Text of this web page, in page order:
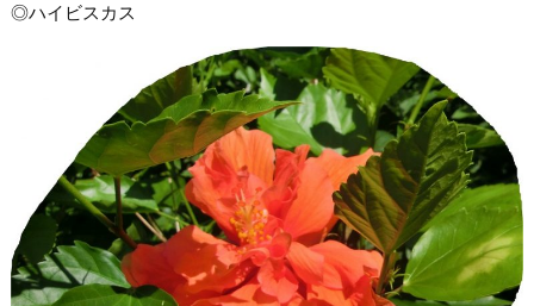
◎ハイビスカス